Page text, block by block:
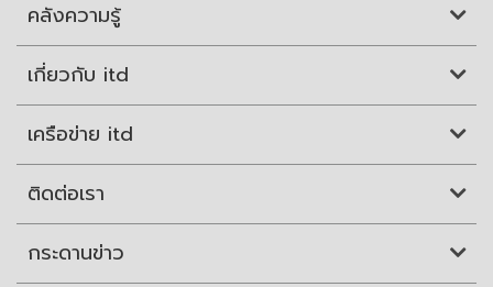
คลังความรู้
เกี่ยวกับ itd
เครือข่าย itd
ติดต่อเรา
กระดานข่าว